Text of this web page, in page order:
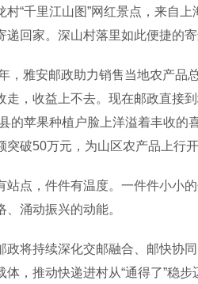
千里江山图”网红景点，来自上
递回家。深山村落里如此便捷的
雅安邮政助力销售当地农产品总
走，收益上不去。现在邮政直接
的苹果种植户脸上洋溢着丰收的
突破50万元，为山区农产品上行
，件件有温度。一件件小小的
、涌动振兴的动能。
持续深化交邮融合、邮快协同
体，推动快递进村从“通得了”稳